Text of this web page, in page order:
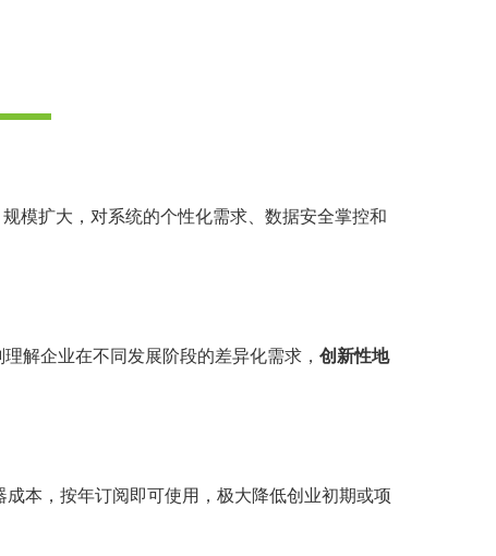
模扩大，对系统的个性化需求、数据安全掌控和
解企业在不同发展阶段的差异化需求， 创新性地
本，按年订阅即可使用，极大降低创业初期或项